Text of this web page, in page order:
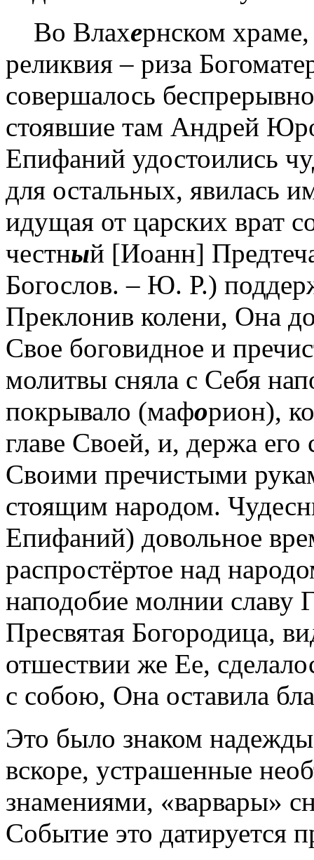
Во Влахернском храме,
реликвия – риза
совершалось
стоявшие там Андрей
Епифаний удостоились
для остальных, явилась
идущая от царских врат
честный [Иоанн]
Богослов. – Ю. Р.)
Преклонив колени, Она
Свое боговидное и
молитвы сняла с Себя
покрывало (мафорион),
главе Своей, и, держа
Своими пречистыми
стоящим народом.
Епифаний) довольное
распростёртое над
наподобие молнии славу
Пресвятая Богородица,
отшествии же Ее,
с собою, Она оставила
Это было знаком
вскоре, устрашенные
знамениями, «варвары»
Событие это датируется